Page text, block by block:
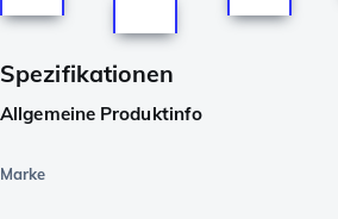
Spezifikationen
Allgemeine Produktinfo
Marke